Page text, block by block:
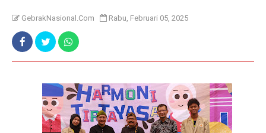
GebrakNasional.Com Rabu, Februari 05, 2025